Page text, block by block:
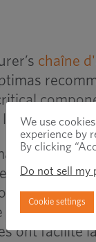
chaîne
of
ont
système
avancée de
ont facilité
We use
experience by
By clicking
Do not sell my
Cookie settings